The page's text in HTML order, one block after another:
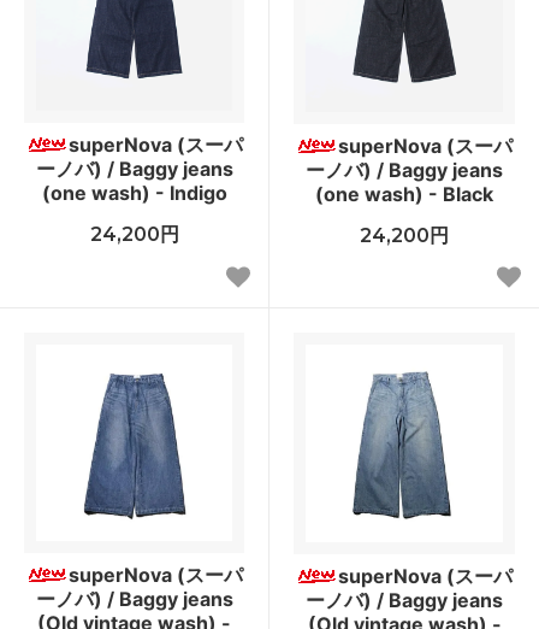
superNova (スーパ
ーノバ) / Baggy jeans
(one wash) - Indigo
24,200円
superNova (スーパ
ーノバ) / Baggy jeans
(one wash) - Black
24,200円
superNova (スーパ
ーノバ) / Baggy jeans
(Old vintage wash) -
superNova (スーパ
ーノバ) / Baggy jeans
(Old vintage wash) -